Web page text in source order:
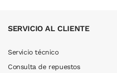
SERVICIO AL CLIENTE
Servicio técnico
Consulta de repuestos